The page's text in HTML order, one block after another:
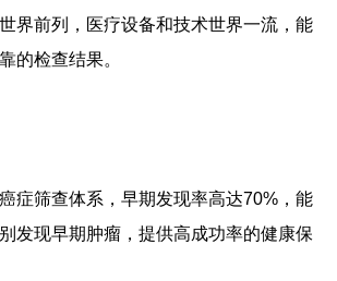
界前列，医疗设备和技术世界一流，能
的检查结果。
症筛查体系，早期发现率高达70%，能
发现早期肿瘤，提供高成功率的健康保